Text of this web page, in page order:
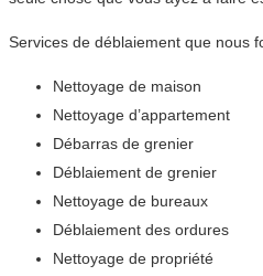
Services de déblaiement que nous
Nettoyage de maison
Nettoyage d’appartement
Débarras de grenier
Déblaiement de grenier
Nettoyage de bureaux
Déblaiement des ordures
Nettoyage de propriété